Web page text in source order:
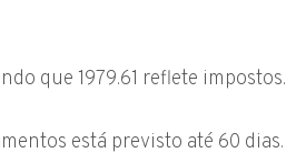
que 1979.61 reflete impostos.
está previsto até 60 dias.